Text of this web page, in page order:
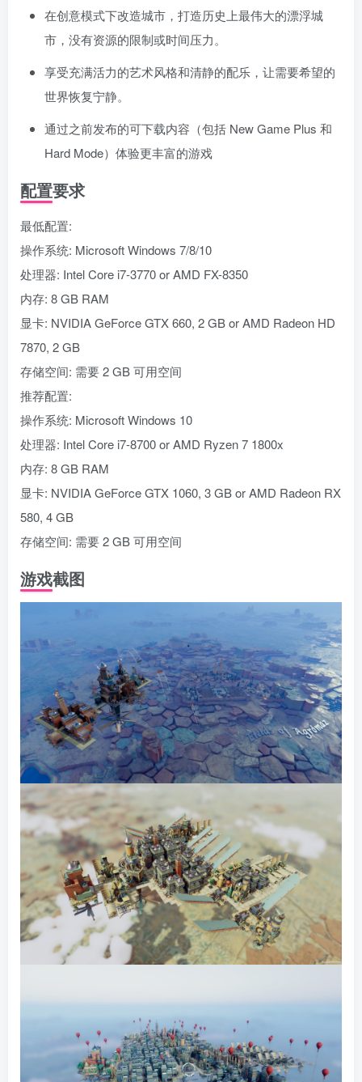
在创意模式下改造城市，打造历史上最伟大的漂浮城
市，没有资源的限制或时间压力。
享受充满活力的艺术风格和清静的配乐，让需要希望的
世界恢复宁静。
通过之前发布的可下载内容（包括 New Game Plus 和
Hard Mode）体验更丰富的游戏
配置要求
最低配置:
操作系统: Microsoft Windows 7/8/10
处理器: Intel Core i7-3770 or AMD FX-8350
内存: 8 GB RAM
显卡: NVIDIA GeForce GTX 660, 2 GB or AMD Radeon HD
7870, 2 GB
存储空间: 需要 2 GB 可用空间
推荐配置:
操作系统: Microsoft Windows 10
处理器: Intel Core i7-8700 or AMD Ryzen 7 1800x
内存: 8 GB RAM
显卡: NVIDIA GeForce GTX 1060, 3 GB or AMD Radeon RX
580, 4 GB
存储空间: 需要 2 GB 可用空间
游戏截图